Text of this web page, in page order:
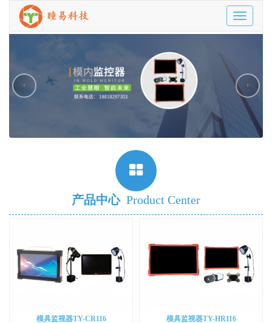
Toggle
‹ ›
产品中心 Product Center
模具监视器TY-CR116 模具监视器TY-HR116